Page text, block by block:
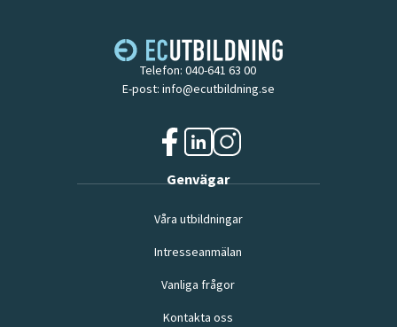
Telefon:040-641 63 00
E-post: info@ecutbildning.se
a
e
o
k
(
i
k
d
n
(
n
t
g
a
m
Genvägar
Våra utbildningar
Intresseanmälan
Vanliga frågor
Kontakta oss